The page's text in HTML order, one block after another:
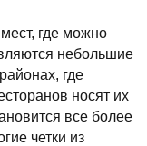
где можно
небольшие
где
носят их
все более
четки из